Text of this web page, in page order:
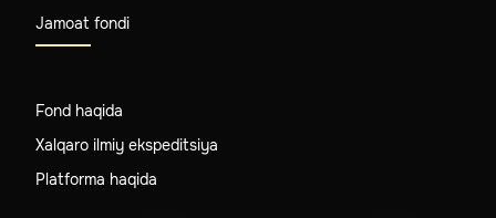
Jamoat fondi
Fond haqida
Xalqaro ilmiy ekspeditsiya
Platforma haqida